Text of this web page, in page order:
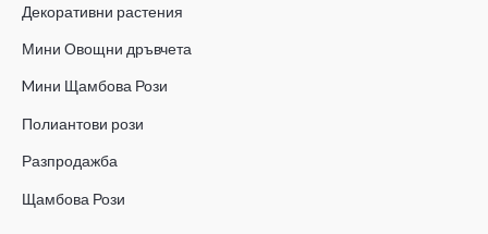
Декоративни растения
Мини Овощни дръвчета
Mини Щамбова Рози
Полиантови рози
Разпродажба
Щамбова Рози